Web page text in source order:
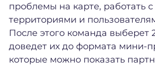
проблемы на карте, работать с
территориями и
После этого команда выберет
доведет их до формата мини-
которые можно показать